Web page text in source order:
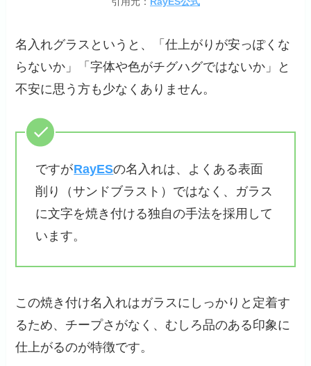
名入れグラスというと、「仕上がりが安っぽくな
らないか」「字体や色がチグハグではないか」と
不安に思う方も少なくありません。
ですがRayESの名入れは、よくある表面
削り（サンドブラスト）ではなく、ガラス
に文字を焼き付ける独自の手法を採用して
います。
この焼き付け名入れはガラスにしっかりと定着す
るため、チープさがなく、むしろ品のある印象に
仕上がるのが特徴です。